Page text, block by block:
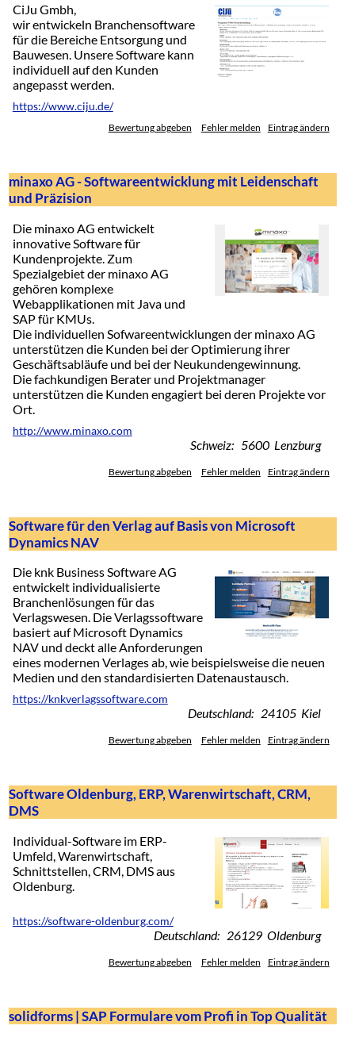
CiJu Gmbh,
wir entwickeln Branchensoftware
für die Bereiche Entsorgung und
Bauwesen. Unsere Software kann
individuell auf den Kunden
angepasst werden.
https://www.ciju.de/
Bewertung abgeben Fehler melden Eintrag ändern
minaxo AG - Softwareentwicklung mit Leidenschaft
und Präzision
Die minaxo AG entwickelt
innovative Software für
Kundenprojekte. Zum
Spezialgebiet der minaxo AG
gehören komplexe
Webapplikationen mit Java und
SAP für KMUs.
Die individuellen Sofwareentwicklungen der minaxo AG
unterstützen die Kunden bei der Optimierung ihrer
Geschäftsabläufe und bei der Neukundengewinnung.
Die fachkundigen Berater und Projektmanager
unterstützen die Kunden engagiert bei deren Projekte vor
Ort.
http://www.minaxo.com
Schweiz: 5600 Lenzburg
Bewertung abgeben Fehler melden Eintrag ändern
Software für den Verlag auf Basis von Microsoft
Dynamics NAV
Die knk Business Software AG
entwickelt individualisierte
Branchenlösungen für das
Verlagswesen. Die Verlagssoftware
basiert auf Microsoft Dynamics
NAV und deckt alle Anforderungen
eines modernen Verlages ab, wie beispielsweise die neuen
Medien und den standardisierten Datenaustausch.
https://knkverlagssoftware.com
Deutschland: 24105 Kiel
Bewertung abgeben Fehler melden Eintrag ändern
Software Oldenburg, ERP, Warenwirtschaft, CRM,
DMS
Individual-Software im ERP-
Umfeld, Warenwirtschaft,
Schnittstellen, CRM, DMS aus
Oldenburg.
https://software-oldenburg.com/
Deutschland: 26129 Oldenburg
Bewertung abgeben Fehler melden Eintrag ändern
solidforms | SAP Formulare vom Profi in Top Qualität